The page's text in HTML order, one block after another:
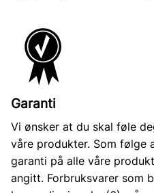
Garanti
Vi ønsker at du skal føle
våre produkter. Som følge
garanti på alle våre
angitt. Forbruksvarer som